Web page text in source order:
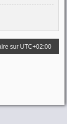
sur UTC+02:00